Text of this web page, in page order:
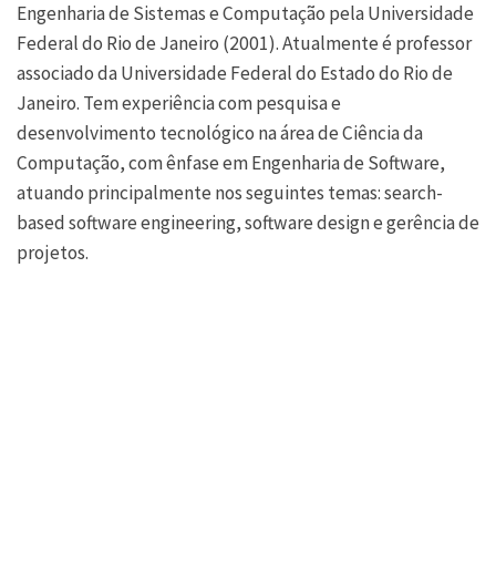
Engenharia de Sistemas e Computação pela Universidade
Federal do Rio de Janeiro (2001). Atualmente é professor
associado da Universidade Federal do Estado do Rio de
Janeiro. Tem experiência com pesquisa e
desenvolvimento tecnológico na área de Ciência da
Computação, com ênfase em Engenharia de Software,
atuando principalmente nos seguintes temas: search-
based software engineering, software design e gerência de
projetos.